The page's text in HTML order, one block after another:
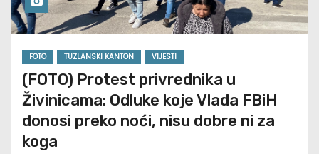
FOTO TUZLANSKI KANTON VIJESTI
(FOTO) Protest privrednika u
Živinicama: Odluke koje Vlada FBiH
donosi preko noći, nisu dobre ni za
koga